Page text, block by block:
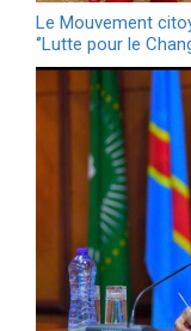
Le Mouvement
‘’Lutte pour le